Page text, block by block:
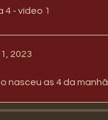
4 - vídeo 1
2023
nasceu as 4 da manhã